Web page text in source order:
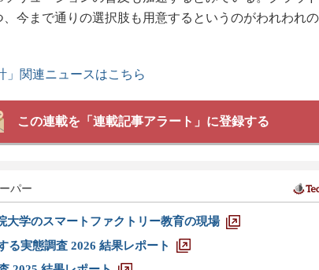
今まで通りの選択肢も用意するというのがわれわれの
関連ニュースはこちら
この連載を「連載記事アラート」に登録する
パー
大学のスマートファクトリー教育の現場
る実態調査 2026 結果レポート